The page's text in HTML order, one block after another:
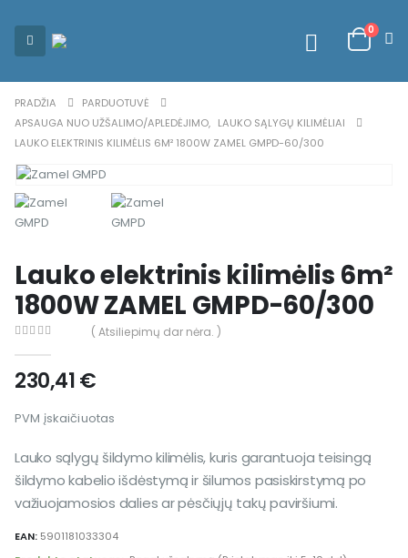
0
PRADŽIA
PARDUOTUVĖ
APSAUGA NUO UŽŠALIMO/APLEDĖJIMO, LAUKO SĄLYGŲ KILIMĖLIAI
LAUKO ELEKTRINIS KILIMĖLIS 6M² 1800W ZAMEL GMPD-60/300
Lauko elektrinis kilimėlis 6m²
1800W ZAMEL GMPD-60/300
( Atsiliepimų dar nėra. )
230,41€
PVM įskaičiuotas
Lauko sąlygų šildymo kilimėlis, kuris garantuoja teisingą
šildymo kabelio išdėstymą ir šilumos pasiskirstymą po
važiuojamosios dalies ar pėsčiųjų takų paviršiumi.
EAN: 5901181033304